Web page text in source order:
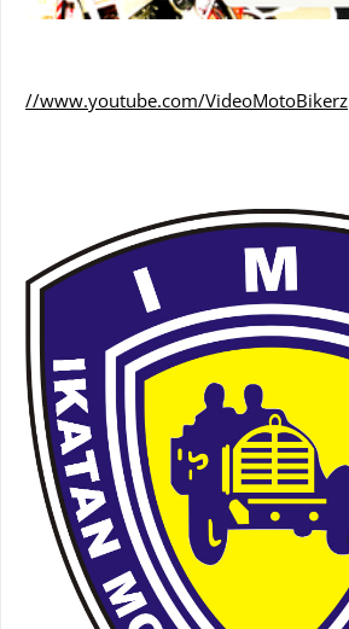
//www.youtube.com/VideoMotoBikerz